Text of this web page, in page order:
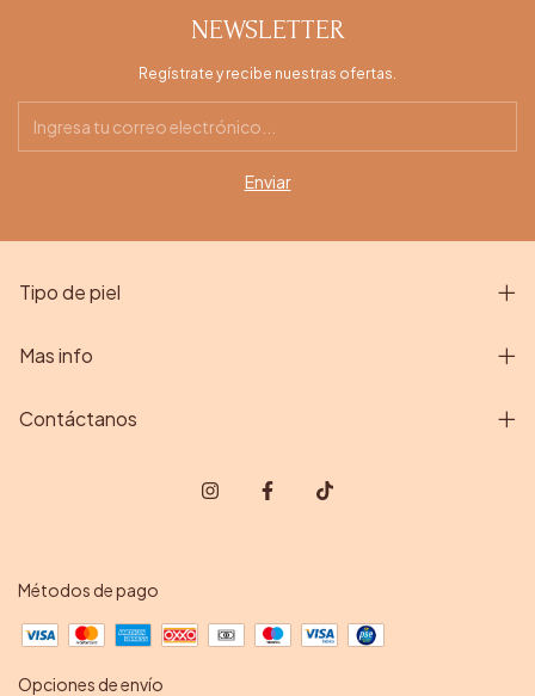
NEWSLETTER
Regístrate y recibe nuestras ofertas.
Tipo de piel
Mas info
Contáctanos
Métodos de pago
Opciones de envío